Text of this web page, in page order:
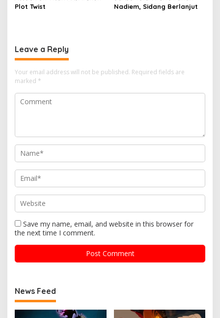
Plot Twist
Nadiem, Sidang Berlanjut
Leave a Reply
Your email address will not be published. Required fields are
marked *
Save my name, email, and website in this browser for
the next time I comment.
News Feed